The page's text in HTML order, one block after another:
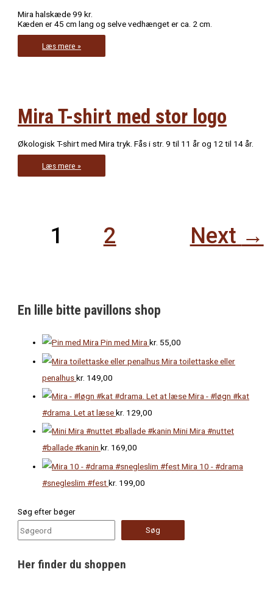
Mira halskæde 99 kr.
Kæden er 45 cm lang og selve vedhænget er ca. 2 cm.
Mira
halskæde
Læs mere »
Mira T-shirt med stor logo
Økologisk T-shirt med Mira tryk. Fås i str. 9 til 11 år og 12 til 14 år.
Mira
T-
shirt
Læs mere »
1 2 Next →
En lille bitte pavillons shop
Pin med Mirakr. 55,00
Mira toilettaske eller
penalhuskr. 149,00
Mira - #løgn #kat
#drama. Let at læsekr. 129,00
Mini Mira #nuttet
#ballade #kanin kr. 169,00
Mira 10 - #drama
#snegleslim #festkr. 199,00
Søg efter bøger
Søg
Her finder du shoppen